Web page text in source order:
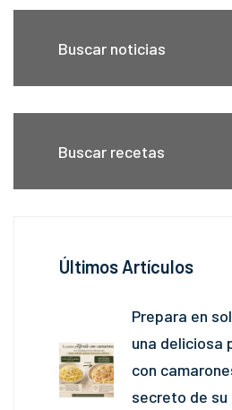
Últimos Artículos
Prepara en
una deliciosa
con
secreto de